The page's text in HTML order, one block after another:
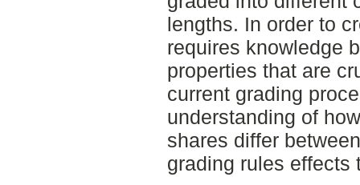
lengths. In order to
requires knowledge
properties that are
current grading
understanding of
shares differ
grading rules effects